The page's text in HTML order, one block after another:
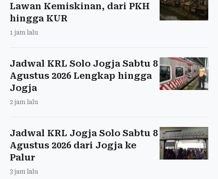
Lawan Kemiskinan, dari PKH
hingga KUR
1 jam lalu
Jadwal KRL Solo Jogja Sabtu 8
Agustus 2026 Lengkap hingga
Jogja
2 jam lalu
Jadwal KRL Jogja Solo Sabtu 8
Agustus 2026 dari Jogja ke
Palur
3 jam lalu